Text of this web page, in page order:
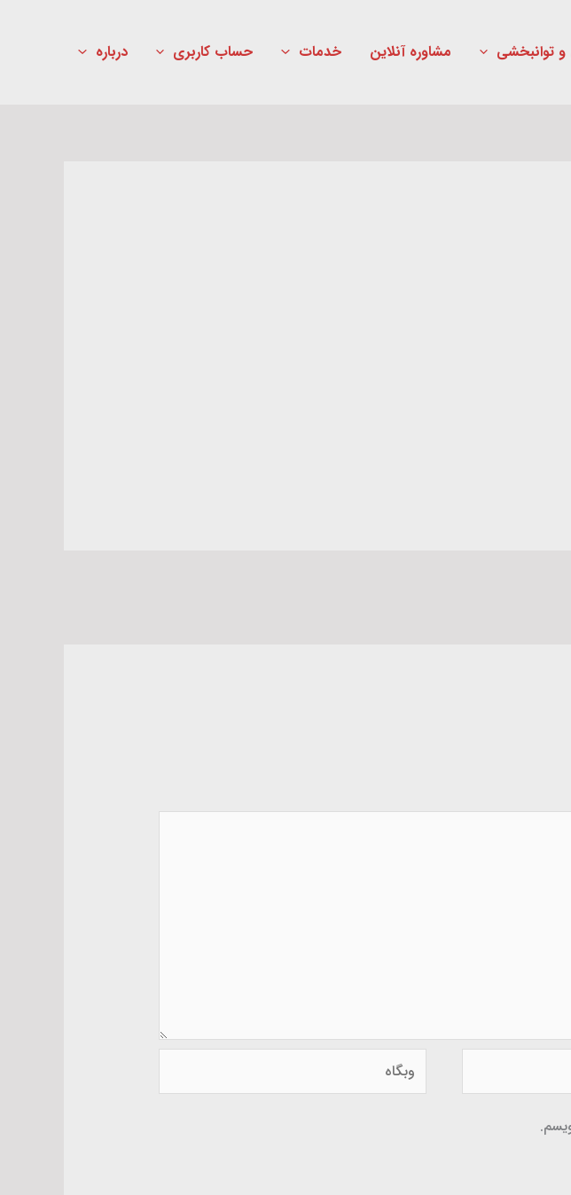
توانبخشی مشاوره آنلاین خدمات حساب کاربری درباره
وبگاه